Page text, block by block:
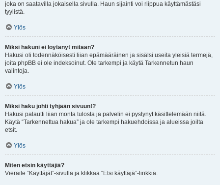
joka on saatavilla jokaisella sivulla. Haun sijainti voi riippua käyttämästäsi
tyylistä.
Ylös
Miksi hakuni ei löytänyt mitään?
Hakusi oli todennäköisesti liian epämääräinen ja sisälsi useita yleisiä termejä,
joita phpBB ei ole indeksoinut. Ole tarkempi ja käytä Tarkennetun haun
valintoja.
Ylös
Miksi haku johti tyhjään sivuun!?
Hakusi palautti liian monta tulosta ja palvelin ei pystynyt käsittelemään niitä.
Käytä “Tarkennettua hakua” ja ole tarkempi hakuehdoissa ja alueissa joilta
etsit.
Ylös
Miten etsin käyttäjiä?
Vieraile “Käyttäjät”-sivulla ja klikkaa “Etsi käyttäjä”-linkkiä.